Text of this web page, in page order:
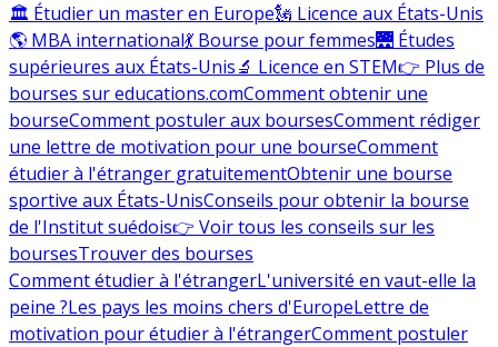
🏛 Étudier un master en Europe🗽 Licence aux États-Unis
🌎 MBA international💃 Bourse pour femmes🌉 Études
supérieures aux États-Unis🔬 Licence en STEM👉 Plus de
bourses sur educations.comComment obtenir une
bourseComment postuler aux boursesComment rédiger
une lettre de motivation pour une bourseComment
étudier à l'étranger gratuitementObtenir une bourse
sportive aux États-UnisConseils pour obtenir la bourse
de l'Institut suédois👉 Voir tous les conseils sur les
boursesTrouver des bourses
Comment étudier à l'étrangerL'université en vaut-elle la
peine ?Les pays les moins chers d'EuropeLettre de
motivation pour étudier à l'étrangerComment postuler